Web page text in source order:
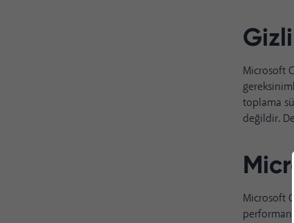
Microsoft
toplama
değildir.
Microsoft